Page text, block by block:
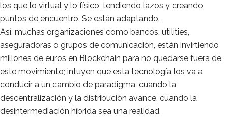
los que lo virtual y lo físico, tendiendo lazos y creando
puntos de encuentro. Se están adaptando.
Así, muchas organizaciones como bancos, utilities,
aseguradoras o grupos de comunicación, están invirtiendo
millones de euros en Blockchain para no quedarse fuera de
este movimiento; intuyen que esta tecnología los va a
conducir a un cambio de paradigma, cuando la
descentralización y la distribución avance, cuando la
desintermediación híbrida sea una realidad.